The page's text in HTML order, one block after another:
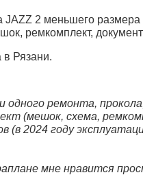
JAZZ 2 меньшего размера
ремкомплект,
в Рязани.
одного ремонта,
(мешок, схема,
(в 2024 году
мне нравится